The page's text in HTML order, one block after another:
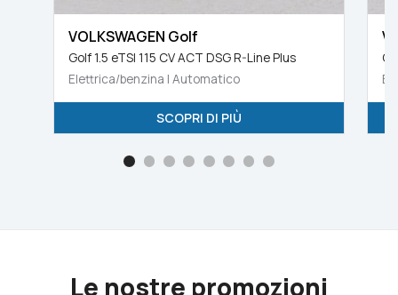
VOLKSWAGEN Golf
Golf 1.5 eTSI 115 CV ACT DSG R-Line Plus
Elettrica/benzina | Automatico
SCOPRI DI PIÙ
Le nostre promozioni